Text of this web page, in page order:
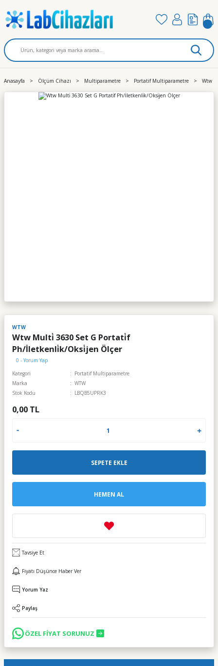
Anasayfa Ölçüm Cihazı Multiparametre Portatif Multiparametre Wtw
WTW
Wtw Multi̇ 3630 Set G Portati̇f
Ph/İletkenli̇k/Oksi̇jen Ölçer
0 - Yorum Yap
Kategori
Portatif Multiparametre
Marka
WTW
Stok Kodu
LBQB5UPRK3
0,00 TL
SEPETE EKLE
HEMEN AL
Tavsiye Et
Fiyatı Düşünce Haber Ver
Yorum Yaz
Paylaş
ÖZEL FİYAT SORUNUZ